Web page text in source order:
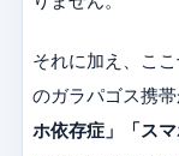
それに加え、こ
のガラパゴス携
ホ依存症」「スマ